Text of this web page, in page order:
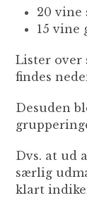
20 vine
15 vine
Lister over
findes
Desuden
Dvs. at ud
særlig
klart